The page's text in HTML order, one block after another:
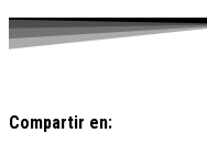
Compartir en: